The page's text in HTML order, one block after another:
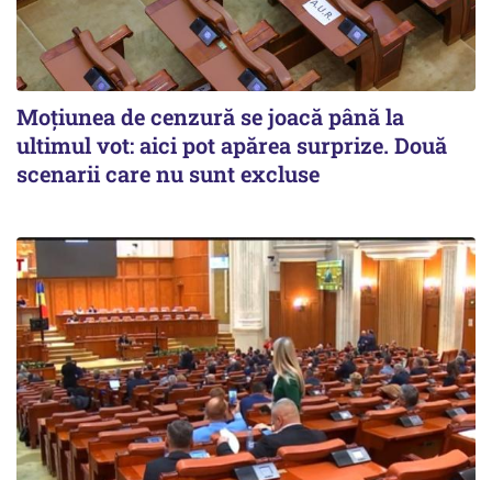
Moțiunea de cenzură se joacă până la
ultimul vot: aici pot apărea surprize. Două
scenarii care nu sunt excluse